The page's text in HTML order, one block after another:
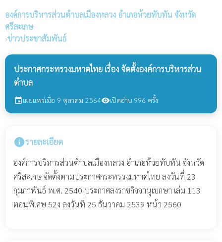
องค์การบริหารส่วนตำบลเมืองหลวง อำเภอห้วยทับทัน จังหวัด
ศรีสะเกษ
›ข่าวประชาสัมพันธ์
ประกาศกระทรวงมหาดไทย เรื่อง จัดตั้งองค์การบริหารส่วน
ตำบล
eventเผยแพร่เมื่อ 9 ตุลาคม 2564visibilityเปิดอ่าน 996 ครั้ง
infoรายละเอียด
องค์การบริหารส่วนตำบลเมืองหลวง อำเภอห้วยทับทัน จังหวัด
ศรีสะเกษ จัดตั้งตามประกาศกระทรวงมหาดไทย ลงวันที่ 23
กุมภาพันธ์ พ.ศ. 2540 ประกาศลงราชกิจจานุเบกษา เล่ม 113
ตอนพิเศษ 52ง ลงวันที่ 25 ธันวาคม 2539 หน้า 2560